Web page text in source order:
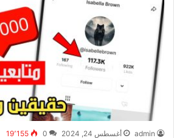
admin أغسطس 24, 2024 0 19٬155